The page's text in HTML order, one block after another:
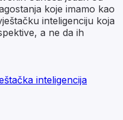
koje imamo kao
inteligenciju koja
a ne da ih
inteligencija